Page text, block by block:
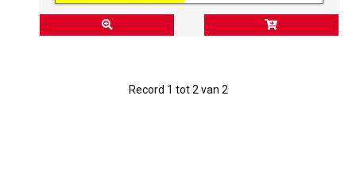
Record 1 tot 2 van 2